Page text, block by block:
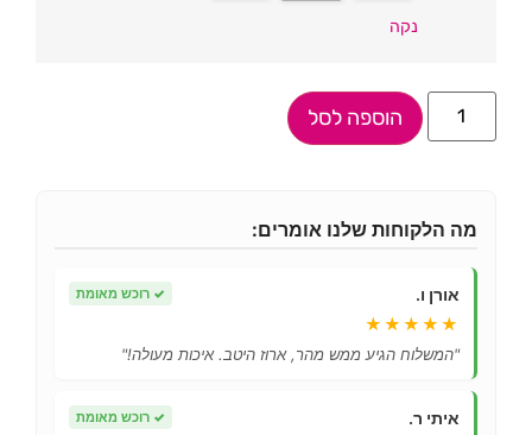
נקה
הוספה לסל
מה הלקוחות שלנו אומרים:
אורן ו. ✓ רוכש מאומת
★★★★★
"המשלוח הגיע ממש מהר, ארוז היטב. איכות מעולה!"
איתי ר. ✓ רוכש מאומת